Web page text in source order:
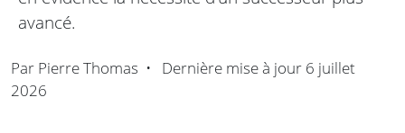
avancé.
Par Pierre Thomas • Dernière mise à jour 6 juillet
2026